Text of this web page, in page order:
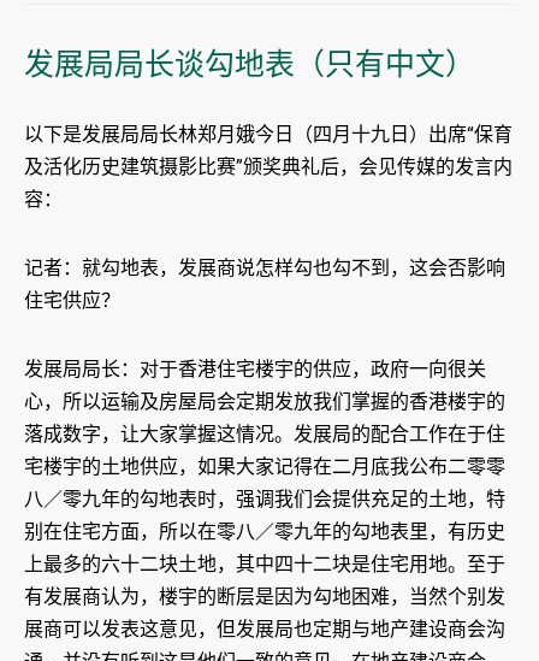
发展局局长谈勾地表（只有中文）
以下是发展局局长林郑月娥今日（四月十九日）出席“保育
及活化历史建筑摄影比赛”颁奖典礼后，会见传媒的发言内
容：
记者：就勾地表，发展商说怎样勾也勾不到，这会否影响
住宅供应？
发展局局长：对于香港住宅楼宇的供应，政府一向很关
心，所以运输及房屋局会定期发放我们掌握的香港楼宇的
落成数字，让大家掌握这情况。发展局的配合工作在于住
宅楼宇的土地供应，如果大家记得在二月底我公布二零零
八／零九年的勾地表时，强调我们会提供充足的土地，特
别在住宅方面，所以在零八／零九年的勾地表里，有历史
上最多的六十二块土地，其中四十二块是住宅用地。至于
有发展商认为，楼宇的断层是因为勾地困难，当然个别发
展商可以发表这意见，但发展局也定期与地产建设商会沟